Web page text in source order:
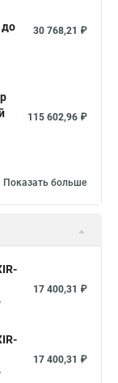
2cd1148 i b
ds 2cd1148 i b
ds
ds 2ce16d8t
до
30 768,21 ₽
115 602,96 ₽
Показать больше
17 400,31 ₽
17 400,31 ₽